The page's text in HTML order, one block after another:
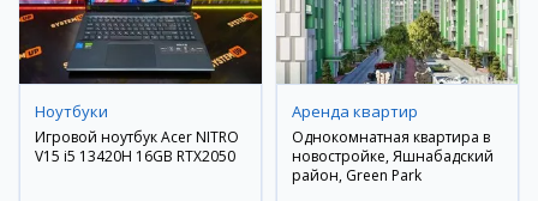
Ноутбуки
Игровой ноутбук Acer NITRO
V15 i5 13420H 16GB RTX2050
Аренда квартир
Однокомнатная квартира в
новостройке, Яшнабадский
район, Green Park